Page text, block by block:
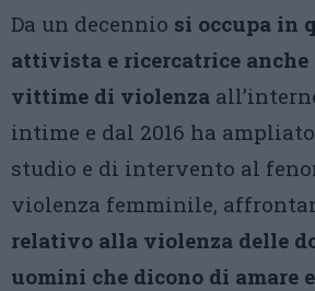
Da un decennio si occupa in
attivista e ricercatrice anche
vittime di violenza
intime e dal 2016 ha
studio e di intervento al
violenza femminile,
relativo alla violenza delle
uomini che dicono di amare